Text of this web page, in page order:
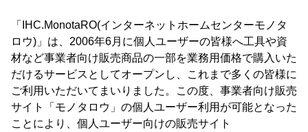
「IHC.MonotaRO(インターネットホームセンターモノタ
ロウ)」は、2006年6月に個人ユーザーの皆様へ工具や資
材など事業者向け販売商品の一部を業務用価格で購入いた
だけるサービスとしてオープンし、これまで多くの皆様に
ご利用いただいてまいりました。この度、事業者向け販売
サイト「モノタロウ」の個人ユーザー利用が可能となった
ことにより、個人ユーザー向けの販売サイト